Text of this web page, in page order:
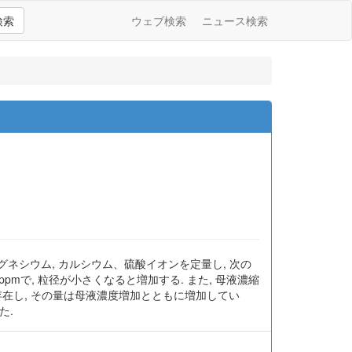
索 ウェブ検索 ニュース検索
シウム, カルシウム、硫酸イオンを定量し, 次の
で, 粒径が小さくなると増加する. また, 母液濃縮
し, その量は母液濃度増加とともに増加してい
.